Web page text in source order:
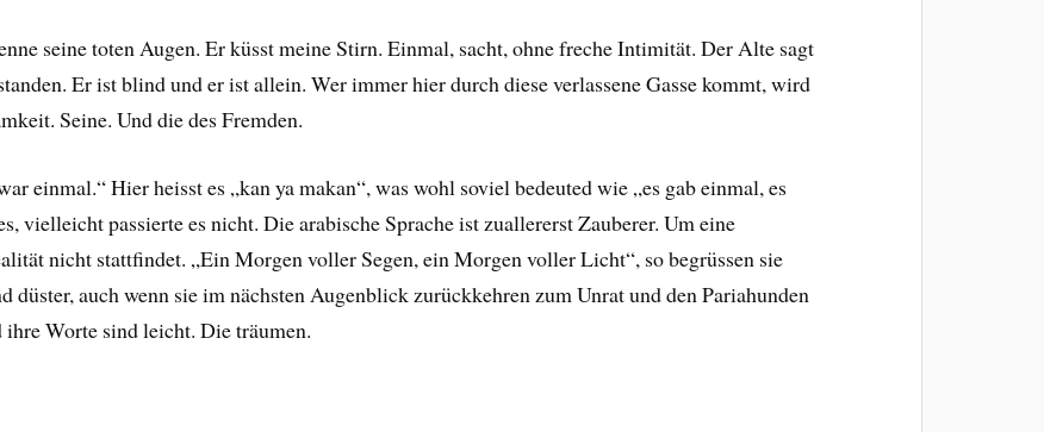
seine toten Augen. Er küsst meine Stirn. Einmal, sacht, ohne freche Intimität. Der Alte sagt
Er ist blind und er ist allein. Wer immer hier durch diese verlassene Gasse kommt, wird
Seine. Und die des Fremden.
einmal.“ Hier heisst es „kan ya makan“, was wohl soviel bedeuted wie „es gab einmal, es
vielleicht passierte es nicht. Die arabische Sprache ist zuallererst Zauberer. Um eine
nicht stattfindet. „Ein Morgen voller Segen, ein Morgen voller Licht“, so begrüssen sie
düster, auch wenn sie im nächsten Augenblick zurückkehren zum Unrat und den Pariahunden
Worte sind leicht. Die träumen.